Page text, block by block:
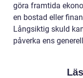
göra framtida
en bostad eller
Långsiktig skuld
påverka ens